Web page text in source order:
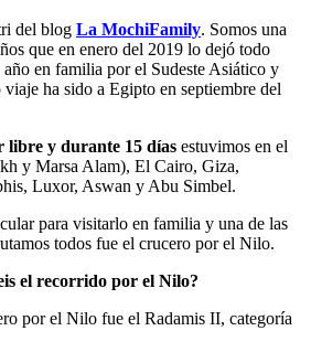
del blog La MochiFamily. Somos una
que en enero del 2019 lo dejó todo
en familia por el Sudeste Asiático y
ha sido a Egipto en septiembre del
libre y durante 15 días estuvimos en el
y Marsa Alam), El Cairo, Giza,
Luxor, Aswan y Abu Simbel.
para visitarlo en familia y una de las
todos fue el crucero por el Nilo.
el recorrido por el Nilo?
por el Nilo fue el Radamis II, categoría